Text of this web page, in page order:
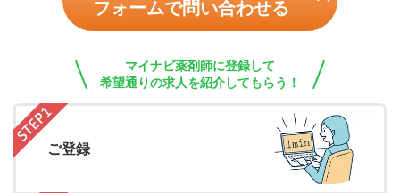
フォームで問い合わせる
マイナビ薬剤師に登録して
希望通りの求人を紹介してもらう！
ご登録